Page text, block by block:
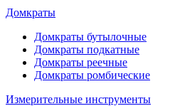
Домкраты
Домкраты бутылочные
Домкраты подкатные
Домкраты реечные
Домкраты ромбические
Измерительные инструменты